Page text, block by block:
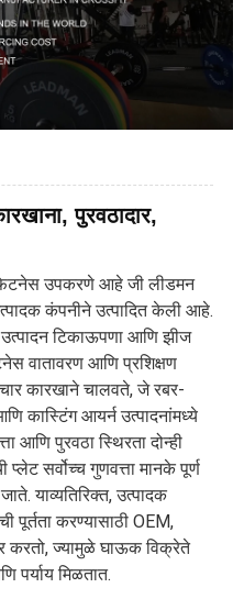
पुरवठादार,
उपकरणे आहे जी लीडमन
कंपनीने उत्पादित केली आहे.
टिकाऊपणा आणि झीज
वातावरण आणि प्रशिक्षण
कारखाने चालवते, जे रबर-
कास्टिंग आयर्न उत्पादनांमध्ये
आणि पुरवठा स्थिरता दोन्ही
सर्वोच्च गुणवत्ता मानके पूर्ण
याव्यतिरिक्त, उत्पादक
पूर्तता करण्यासाठी OEM,
ज्यामुळे घाऊक विक्रेते
पर्याय मिळतात.